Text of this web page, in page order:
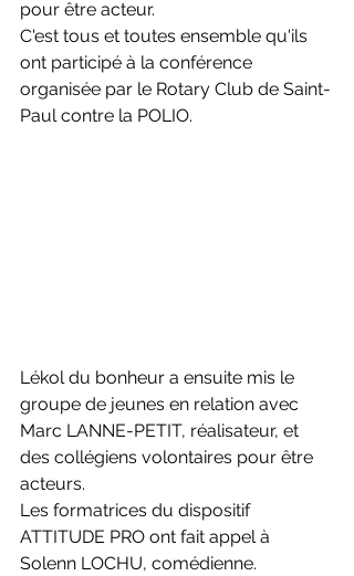
pour être acteur.
C'est tous et toutes ensemble qu'ils
ont participé à la conférence
organisée par le Rotary Club de Saint-
Paul contre la POLIO.
Lékol du bonheur a ensuite mis le
groupe de jeunes en relation avec
Marc LANNE-PETIT, réalisateur, et
des collégiens volontaires pour être
acteurs.
Les formatrices du dispositif
ATTITUDE PRO ont fait appel à
Solenn LOCHU, comédienne.